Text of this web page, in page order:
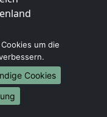
um die
Cookies